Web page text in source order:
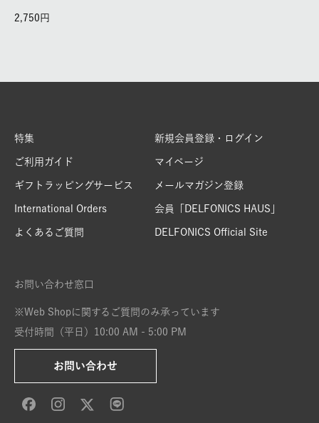
2,750
特集
ご利用ガイド
ギフトラッピングサービス
International Orders
よくあるご質問
新規会員登録・ログイン
マイページ
メールマガジン登録
会員「DELFONICS HAUS」
DELFONICS Official Site
お問い合わせ窓口
※Web Shopに関するご質問のみ承っています
受付時間（平日）10:00 AM - 5:00 PM
お問い合わせ